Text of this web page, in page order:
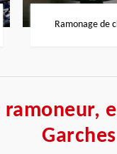
Ramonage de
ramoneur,